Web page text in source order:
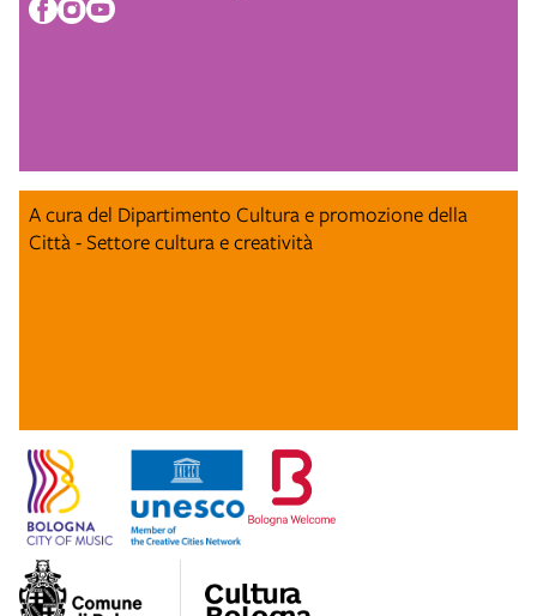
A cura del Dipartimento Cultura e promozione della
Città - Settore cultura e creatività